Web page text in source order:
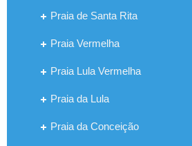
Praia de Santa Rita
Praia Vermelha
Praia Lula Vermelha
Praia da Lula
Praia da Conceição